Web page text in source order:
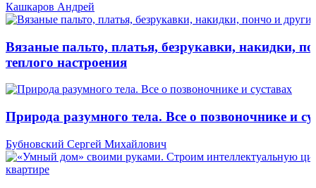
Кашкаров Андрей
Вязаные пальто, платья, безрукавки, накидки,
теплого настроения
Природа разумного тела. Все о позвоночнике и
Бубновский Сергей Михайлович